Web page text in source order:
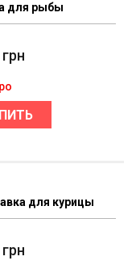
для рыбы
грн
для курицы
грн